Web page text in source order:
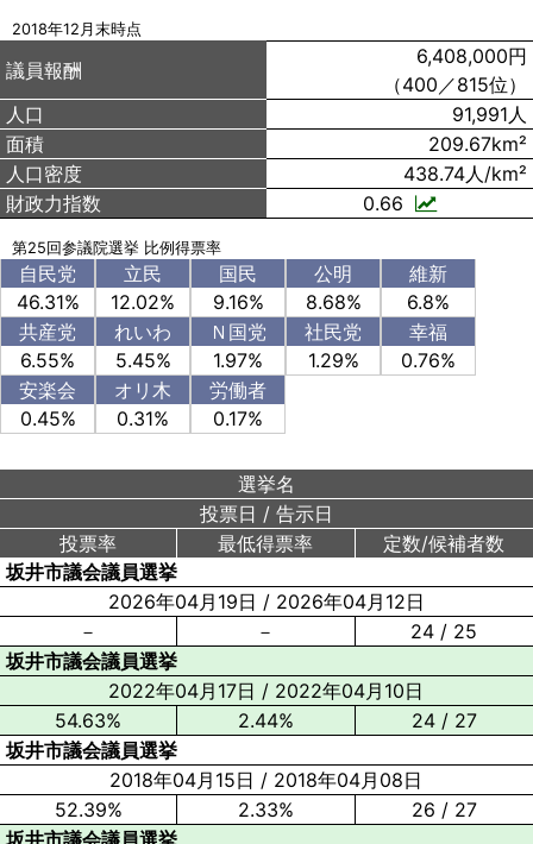
2018年12月末時点
議員報酬
人口
面積
人口密度
6,408,000円
（400／815位）
91,991人
209.67km²
438.74人/km²
財政力指数
0.66
第25回参議院選挙 比例得票率
自民党
46.31%
立民
12.02%
国民
9.16%
公明
8.68%
維新
6.8%
共産党
6.55%
れいわ
5.45%
Ｎ国党
1.97%
社民党
1.29%
幸福
0.76%
安楽会
0.45%
オリ木
0.31%
労働者
0.17%
選挙名
投票日 / 告示日
投票率
最低得票率
定数/候補者数
坂井市議会議員選挙
2026年04月19日 / 2026年04月12日
－
－
24 / 25
坂井市議会議員選挙
2022年04月17日 / 2022年04月10日
54.63%
2.44%
24 / 27
坂井市議会議員選挙
2018年04月15日 / 2018年04月08日
52.39%
2.33%
26 / 27
坂井市議会議員選挙